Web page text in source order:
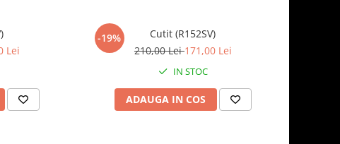
Lei
-19%
Cutit (R152SV)
210,00 Lei171,00 Lei
IN STOC
ADAUGA IN COS